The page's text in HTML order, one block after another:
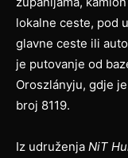
lokalne ceste, pod
glavne ceste ili
je putovanje od
Oroszlányju, gdje
broj 8119.
Iz udruženja NiT